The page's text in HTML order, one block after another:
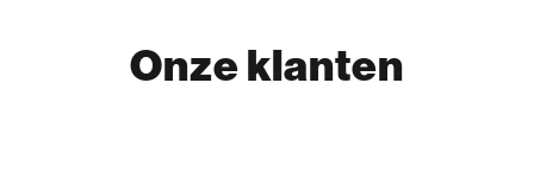
Onze klanten